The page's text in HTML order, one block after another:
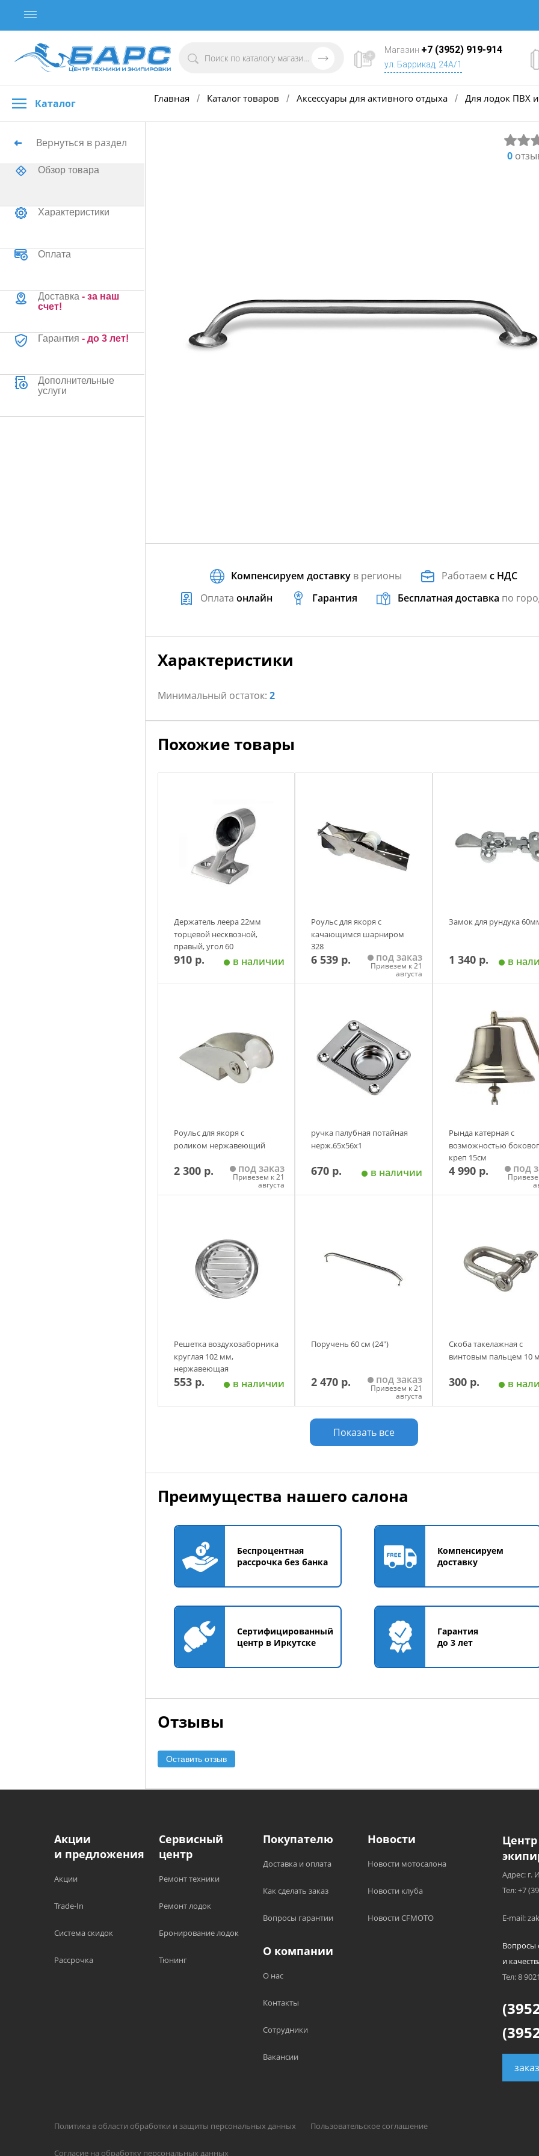
Магазин +7 (3952) 919-914
ул. Баррикад, 24А/1
Каталог Главная / Каталог товаров / Аксессуары для активного отдыха / Для лодок ПВХ
Вернуться в раздел
Обзор товара
Характеристики
Оплата
Доставка - за наш
счет!
Гарантия - до 3 лет!
Дополнительные
услуги
0
Компенсируем доставку в регионы Работаемс НДС
Оплата онлайн Гарантия Бесплатная доставка по
Характеристики
Минимальный остаток: 2
Похожие товары
Держатель леера 22мм
торцевой несквозной,
правый, угол 60
910 р. в наличии
Роульс для якоря с
качающимся шарниром
328
6 539 р. под заказ
Привезем к 21
августа
Замок для рундука
1 340 р. в
Роульс для якоря с
роликом нержавеющий
2 300 р. под заказ
Привезем к 21
августа
ручка палубная потайная
нерж.65х56х1
670 р. в наличии
Рында катерная с
возможностью
креп 15см
4 990 р. под
Решетка воздухозаборника
круглая 102 мм,
нержавеющая
553 р. в наличии
Поручень 60 см (24")
2 470 р. под заказ
Привезем к 21
августа
Добавить в корзину
Скоба такелажная с
винтовым пальцем 10
300 р. в
Показать все
Преимущества нашего салона
Беспроцентная
рассрочка без банка
Компенсируем
доставку
Сертифицированный
центр в Иркутске
Гарантия
до 3 лет
Отзывы
Оставить отзыв
Акции
и предложения
Акции
Trade-In
Система скидок
Рассрочка
Сервисный
центр
Ремонт техники
Ремонт лодок
Бронирование лодок
Тюнинг
Покупателю
Доставка и оплата
Как сделать заказ
Вопросы гарантии
Новости
Новости мотосалона
Новости клуба
Новости CFMOTO
О компании
О нас
Контакты
Сотрудники
Вакансии
Политика в области обработки и защиты персональных данных Пользовательское соглашение
Согласие на обработку персональных данных
Адрес: г.
Тел: +7
E-mail:
Вопросы
и
Тел: 8